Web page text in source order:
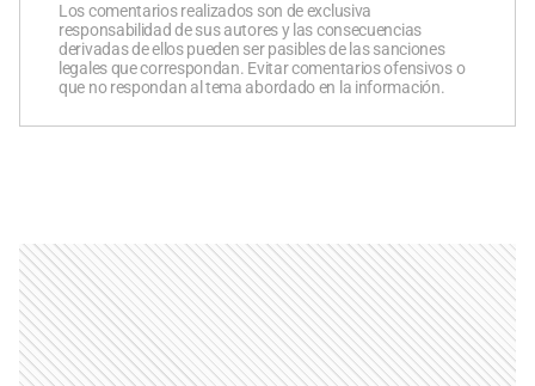
Los comentarios realizados son de exclusiva
responsabilidad de sus autores y las consecuencias
derivadas de ellos pueden ser pasibles de las sanciones
legales que correspondan. Evitar comentarios ofensivos o
que no respondan al tema abordado en la información.